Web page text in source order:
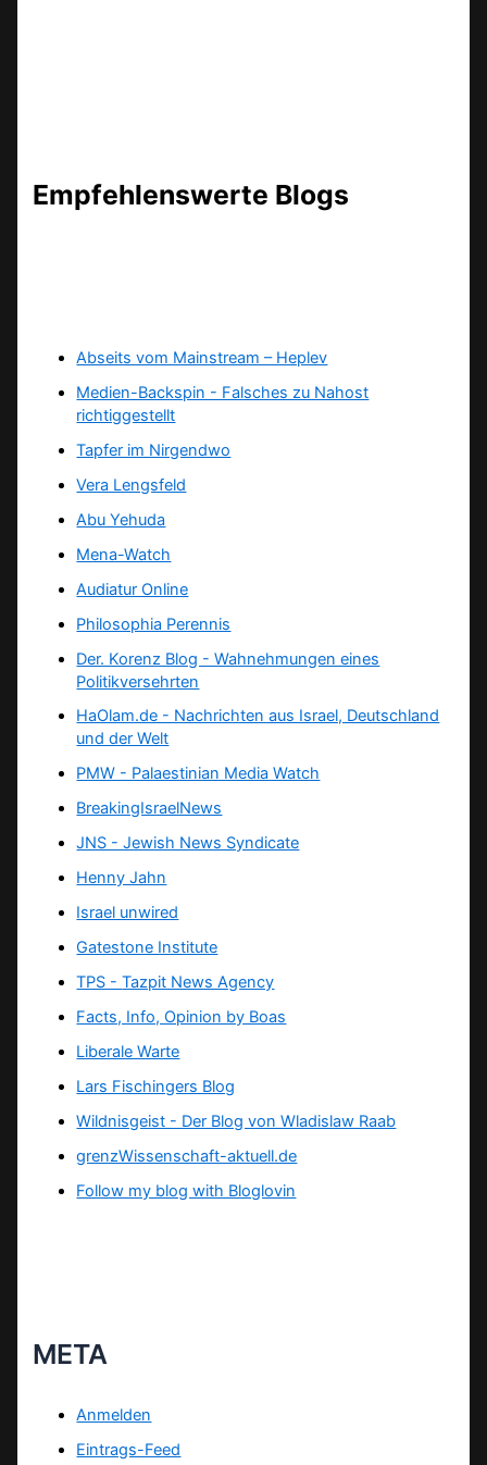
Empfehlenswerte Blogs
Abseits vom Mainstream – Heplev
Medien-Backspin - Falsches zu Nahost
richtiggestellt
Tapfer im Nirgendwo
Vera Lengsfeld
Abu Yehuda
Mena-Watch
Audiatur Online
Philosophia Perennis
Der. Korenz Blog - Wahnehmungen eines
Politikversehrten
HaOlam.de - Nachrichten aus Israel, Deutschland
und der Welt
PMW - Palaestinian Media Watch
BreakingIsraelNews
JNS - Jewish News Syndicate
Henny Jahn
Israel unwired
Gatestone Institute
TPS -Tazpit News Agency
Facts, Info, Opinion by Boas
Liberale Warte
Lars Fischingers Blog
Wildnisgeist - Der Blog von Wladislaw Raab
grenzWissenschaft-aktuell.de
Follow my blog with Bloglovin
META
Anmelden
Eintrags-Feed